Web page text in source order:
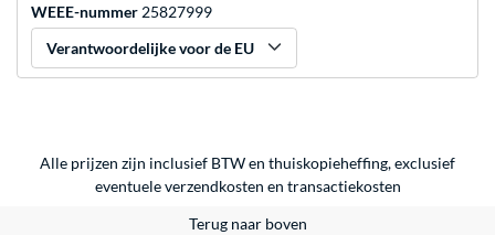
WEEE-nummer 25827999
Verantwoordelijke voor de EU
Alle prijzen zijn inclusief BTW en thuiskopieheffing, exclusief
eventueleverzendkosten en transactiekosten
Terug naar boven